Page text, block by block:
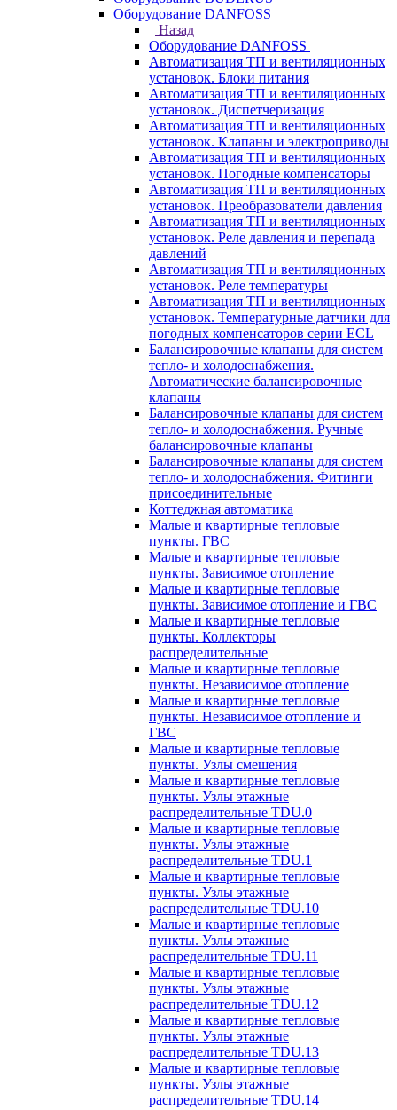
Оборудование DANFOSS
Назад
Оборудование DANFOSS
Автоматизация ТП и вентиляционных
установок. Блоки питания
Автоматизация ТП и вентиляционных
установок. Диспетчеризация
Автоматизация ТП и вентиляционных
установок. Клапаны и электроприводы
Автоматизация ТП и вентиляционных
установок. Погодные компенсаторы
Автоматизация ТП и вентиляционных
установок. Преобразователи давления
Автоматизация ТП и вентиляционных
установок. Реле давления и перепада
давлений
Автоматизация ТП и вентиляционных
установок. Реле температуры
Автоматизация ТП и вентиляционных
установок. Температурные датчики для
погодных компенсаторов серии ECL
Балансировочные клапаны для систем
тепло- и холодоснабжения.
Автоматические балансировочные
клапаны
Балансировочные клапаны для систем
тепло- и холодоснабжения. Ручные
балансировочные клапаны
Балансировочные клапаны для систем
тепло- и холодоснабжения. Фитинги
присоединительные
Коттеджная автоматика
Малые и квартирные тепловые
пункты. ГВС
Малые и квартирные тепловые
пункты. Зависимое отопление
Малые и квартирные тепловые
пункты. Зависимое отопление и ГВС
Малые и квартирные тепловые
пункты. Коллекторы
распределительные
Малые и квартирные тепловые
пункты. Независимое отопление
Малые и квартирные тепловые
пункты. Независимое отопление и
ГВС
Малые и квартирные тепловые
пункты. Узлы смешения
Малые и квартирные тепловые
пункты. Узлы этажные
распределительные TDU.0
Малые и квартирные тепловые
пункты. Узлы этажные
распределительные TDU.1
Малые и квартирные тепловые
пункты. Узлы этажные
распределительные TDU.10
Малые и квартирные тепловые
пункты. Узлы этажные
распределительные TDU.11
Малые и квартирные тепловые
пункты. Узлы этажные
распределительные TDU.12
Малые и квартирные тепловые
пункты. Узлы этажные
распределительные TDU.13
Малые и квартирные тепловые
пункты. Узлы этажные
распределительные TDU.14